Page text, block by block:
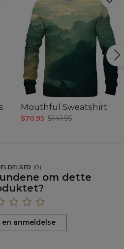
Mouthful Sweatshirt
$70.95 $141.95
(0)
om dette
anmeldelse